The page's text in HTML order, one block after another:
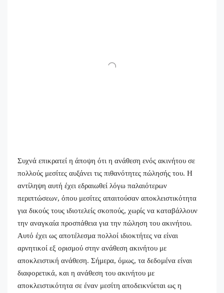
Συχνά επικρατεί η άποψη ότι η ανάθεση ενός ακινήτου σε
πολλούς μεσίτες αυξάνει τις πιθανότητες πώλησής του. Η
αντίληψη αυτή έχει εδραιωθεί λόγω παλαιότερων
περιπτώσεων, όπου μεσίτες απαιτούσαν αποκλειστικότητα
για δικούς τους ιδιοτελείς σκοπούς, χωρίς να καταβάλλουν
την αναγκαία προσπάθεια για την πώληση του ακινήτου.
Αυτό έχει ως αποτέλεσμα πολλοί ιδιοκτήτες να είναι
αρνητικοί εξ ορισμού στην ανάθεση ακινήτου με
αποκλειστική ανάθεση. Σήμερα, όμως, τα δεδομένα είναι
διαφορετικά, και η ανάθεση του ακινήτου με
αποκλειστικότητα σε έναν μεσίτη αποδεικνύεται ως η